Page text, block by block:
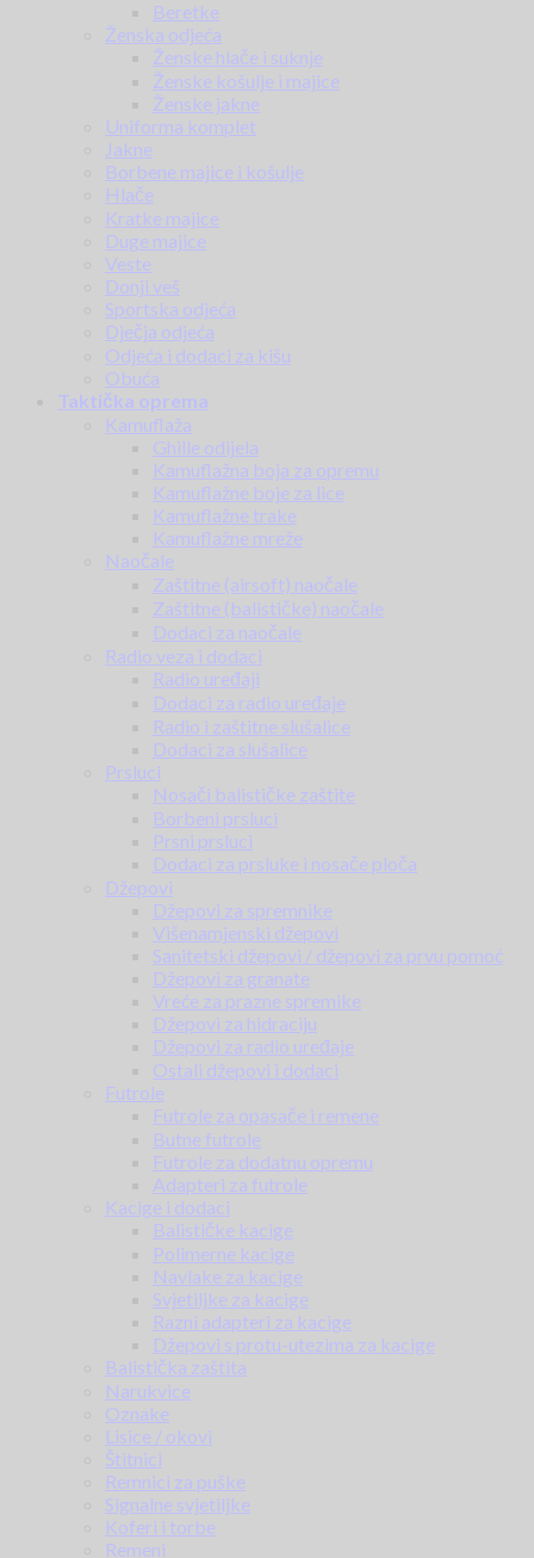
Beretke
Ženska odjeća
Ženske hlače i suknje
Ženske košulje i majice
Ženske jakne
Uniforma komplet
Jakne
Borbene majice i košulje
Hlače
Kratke majice
Duge majice
Veste
Donji veš
Sportska odjeća
Dječja odjeća
Odjeća i dodaci za kišu
Obuća
Taktička oprema
Kamuflaža
Ghille odijela
Kamuflažna boja za opremu
Kamuflažne boje za lice
Kamuflažne trake
Kamuflažne mreže
Naočale
Zaštitne (airsoft) naočale
Zaštitne (balističke) naočale
Dodaci za naočale
Radio veza i dodaci
Radio uređaji
Dodaci za radio uređaje
Radio i zaštitne slušalice
Dodaci za slušalice
Prsluci
Nosači balističke zaštite
Borbeni prsluci
Prsni prsluci
Dodaci za prsluke i nosače ploča
Džepovi
Džepovi za spremnike
Višenamjenski džepovi
Sanitetski džepovi / džepovi za prvu pomoć
Džepovi za granate
Vreće za prazne spremike
Džepovi za hidraciju
Džepovi za radio uređaje
Ostali džepovi i dodaci
Futrole
Futrole za opasače i remene
Butne futrole
Futrole za dodatnu opremu
Adapteri za futrole
Kacige i dodaci
Balističke kacige
Polimerne kacige
Navlake za kacige
Svjetiljke za kacige
Razni adapteri za kacige
Džepovi s protu-utezima za kacige
Balistička zaštita
Narukvice
Oznake
Lisice / okovi
Štitnici
Remnici za puške
Signalne svjetiljke
Koferi i torbe
Remeni